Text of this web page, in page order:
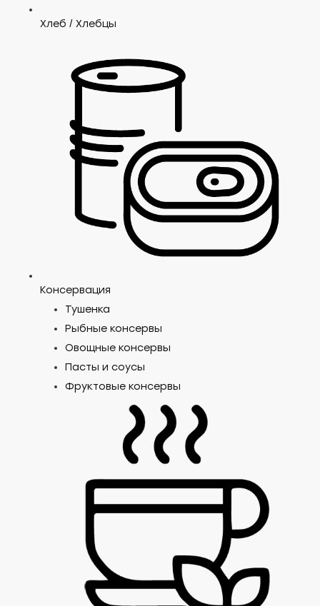
Хлеб / Хлебцы
Консервация
Тушенка
Рыбные консервы
Овощные консервы
Пасты и соусы
Фруктовые консервы